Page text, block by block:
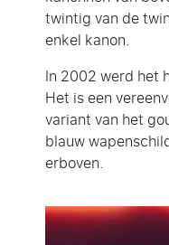
twintig van de
enkel kanon.
In 2002 werd het
Het is een
variant van het
blauw
erboven.